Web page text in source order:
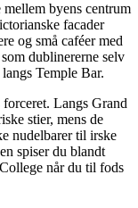
byens centrum
facader
og små caféer med
dublinererne selv
Temple Bar.
Langs Grand
stier, mens de
nudelbarer til irske
spiser du blandt
når du til fods